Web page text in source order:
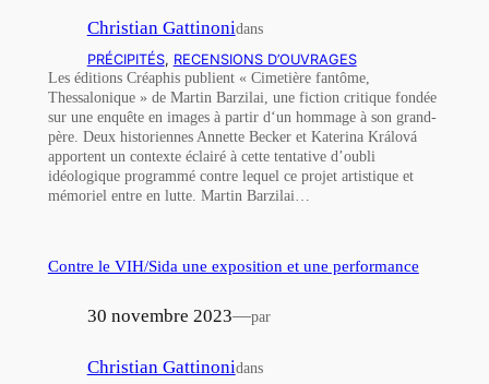
Christian Gattinonidans
PRÉCIPITÉS, RECENSIONS D’OUVRAGES
Les éditions Créaphis publient « Cimetière fantôme,
Thessalonique » de Martin Barzilai, une fiction critique fondée
sur une enquête en images à partir d‘un hommage à son grand-
père. Deux historiennes Annette Becker et Katerina Králová
apportent un contexte éclairé à cette tentative d’oubli
idéologique programmé contre lequel ce projet artistique et
mémoriel entre en lutte. Martin Barzilai…
Contre le VIH/Sida une exposition et une performance
30 novembre 2023—par
Christian Gattinonidans